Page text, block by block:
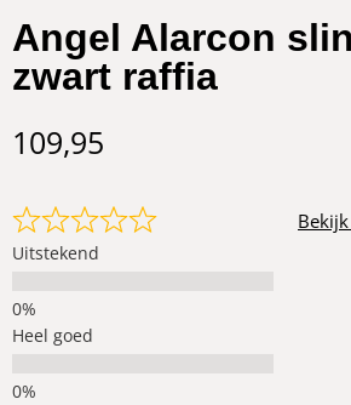
Angel Alarcon
zwart raffia
109,95
Uitstekend
Heel goed